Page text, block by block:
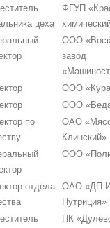
цеха
ФГУП
ООО
завод
ООО
ООО
по
ОАО
Клинский»
ООО
отдела
ОАО «ДП
Нутриция»
ПК